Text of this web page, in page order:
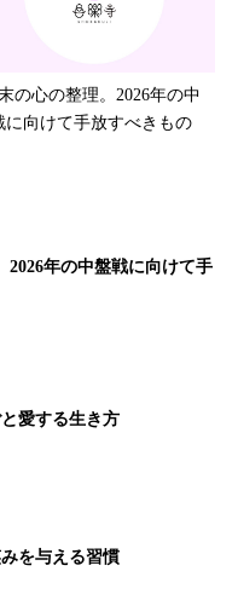
の心の整理。2026年の中
に向けて手放すべきもの
2026年の中盤戦に向けて手
愛する生き方
を与える習慣